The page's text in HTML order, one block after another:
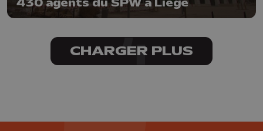
430 agents du SPW à Liège
CHARGER PLUS